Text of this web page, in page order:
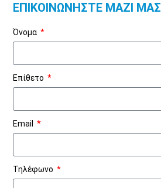
ΕΠΙΚΟΙΝΩΝΗΣΤΕ ΜΑΖΙ ΜΑΣ
Όνομα
Επίθετο
Email
Τηλέφωνο